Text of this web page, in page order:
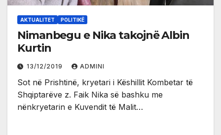
AKTUALITET POLITIKË
Nimanbegu e Nika takojnë Albin
Kurtin
13/12/2019 ADMINI
Sot në Prishtinë, kryetari i Këshillit Kombetar të
Shqiptarëve z. Faik Nika së bashku me
nënkryetarin e Kuvendit të Malit…